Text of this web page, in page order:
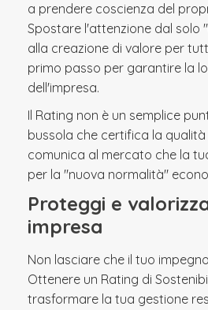
a prendere coscienza del
Spostare l'attenzione dal solo
alla creazione di valore per
primo passo per garantire la
dell'impresa.
Il Rating non è un semplice
bussola che certifica la
comunica al mercato che la
per la "nuova normalità"
Proteggi e
impresa
Non lasciare che il tuo
Ottenere un Rating di
trasformare la tua gestione